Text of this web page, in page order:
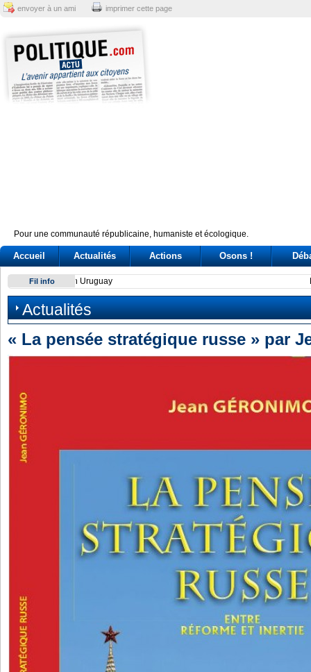
envoyer à un ami imprimer cette page
Pour une communauté républicaine, humaniste et écologique.
Accueil Actualités Actions Osons !
Fil info Have Tokyo and Seoul overcome their on-again, off-again
Actualités
« La pensée stratégique russe » par